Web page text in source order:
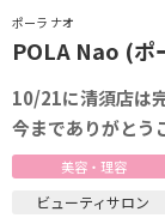
ポーラ ナオ
POLA Nao (ポ
10/21に清須店は
今までありがとう
美容・理容
ビューティサロン